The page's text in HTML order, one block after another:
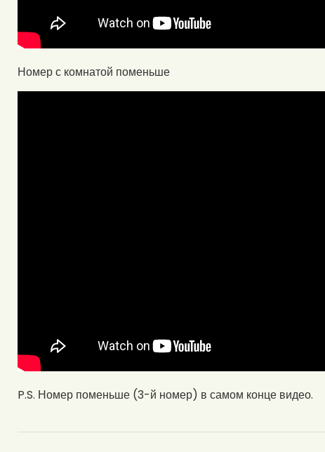
Номер с комнатой поменьше
P.S. Номер поменьше (3-й номер) в самом конце видео.